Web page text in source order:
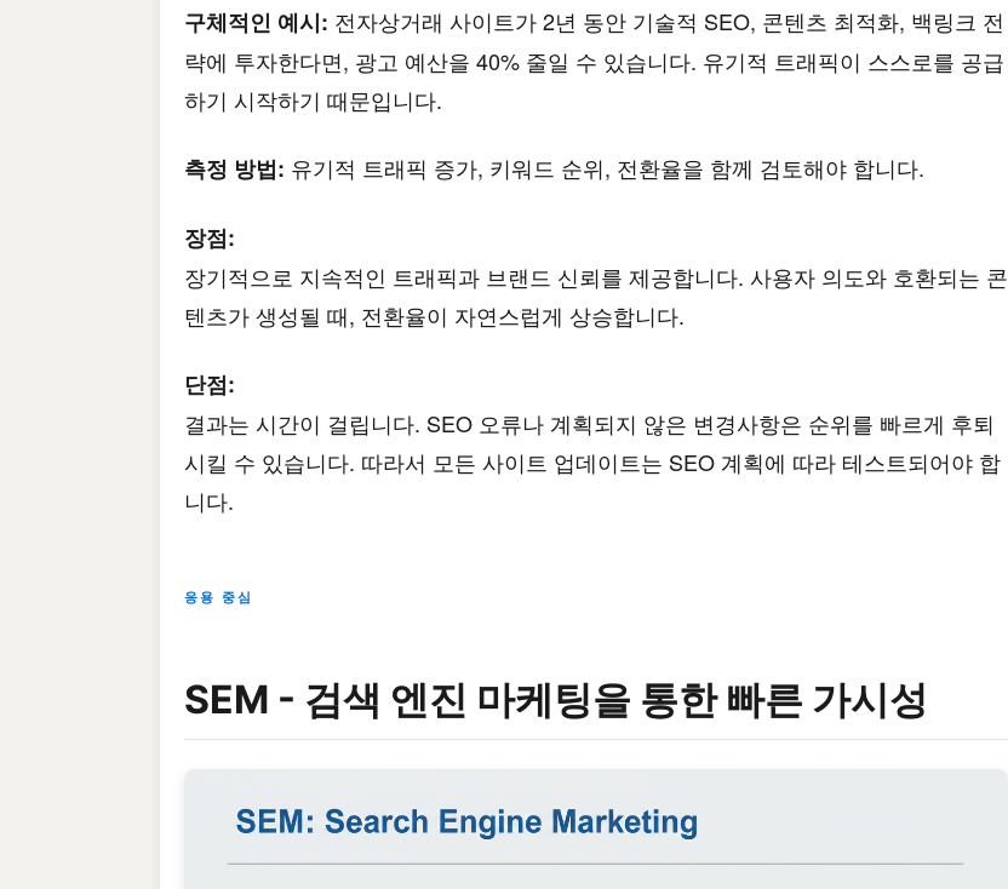
구체적인 예시: 전자상거래 사이트가 2년 동안 기술적 SEO, 콘텐츠 최적화, 백링크 전
략에 투자한다면, 광고 예산을 40% 줄일 수 있습니다. 유기적 트래픽이 스스로를 공급
하기 시작하기 때문입니다.
측정 방법: 유기적 트래픽 증가, 키워드 순위, 전환율을 함께 검토해야 합니다.
장점:
장기적으로 지속적인 트래픽과 브랜드 신뢰를 제공합니다. 사용자 의도와 호환되는 콘
텐츠가 생성될 때, 전환율이 자연스럽게 상승합니다.
단점:
결과는 시간이 걸립니다. SEO 오류나 계획되지 않은 변경사항은 순위를 빠르게 후퇴
시킬 수 있습니다. 따라서 모든 사이트 업데이트는 SEO 계획에 따라 테스트되어야 합
니다.
응용 중심
SEM - 검색 엔진 마케팅을 통한 빠른 가시성